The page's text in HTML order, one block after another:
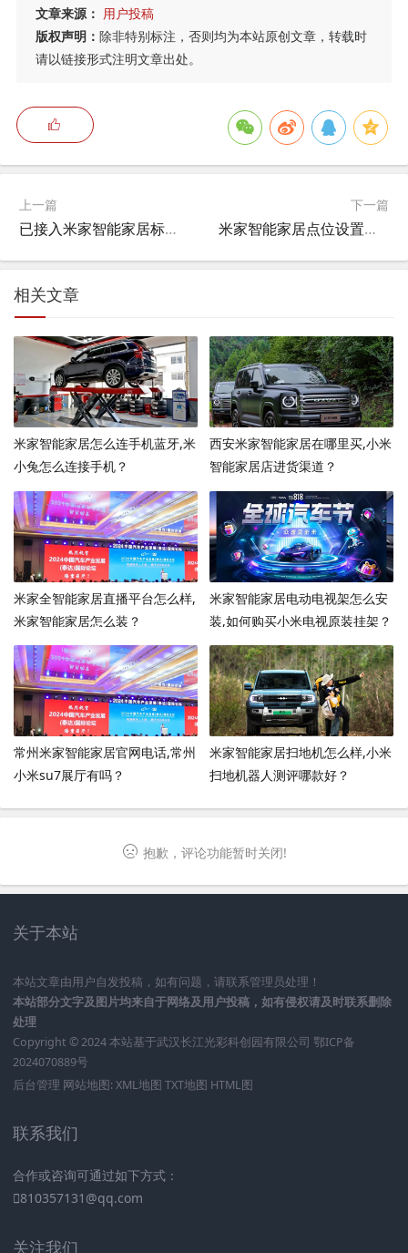
文章来源： 用户投稿
版权声明： 除非特别标注，否则均为本站原创文章，转载时
请以链接形式注明文章出处。
上一篇
已接入米家智能家居标志是什么,米家app连接后找不到设备？
下一篇
米家智能家居点位设置在哪,米家位置定位怎么改？
相关文章
米家智能家居怎么连手机蓝牙,米
小兔怎么连接手机？
西安米家智能家居在哪里买,小米
智能家居店进货渠道？
米家全智能家居直播平台怎么样,
米家智能家居怎么装？
米家智能家居电动电视架怎么安
装,如何购买小米电视原装挂架？
常州米家智能家居官网电话,常州
小米su7展厅有吗？
米家智能家居扫地机怎么样,小米
扫地机器人测评哪款好？
抱歉，评论功能暂时关闭!
关于本站
本站文章由用户自发投稿，如有问题，请联系管理员处理！
本站部分文字及图片均来自于网络及用户投稿，如有侵权请及时联系删除
处理
Copyright © 2024 本站基于武汉长江光彩科创园有限公司 鄂ICP备
2024070889号
后台管理 网站地图: XML地图 TXT地图 HTML图
联系我们
合作或咨询可通过如下方式：
810357131@qq.com
关注我们